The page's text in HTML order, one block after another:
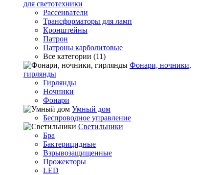
для светотехники
Рассеиватели
Трансформаторы для ламп
Кронштейны
Патрон
Патроны карболитовые
Все категории (11)
Фонари, ночники,
гирлянды
Гирлянды
Ночники
Фонари
Умный дом
Беспроводное управление
Светильники
Бра
Бактерицидные
Взрывозащищенные
Прожекторы
LED